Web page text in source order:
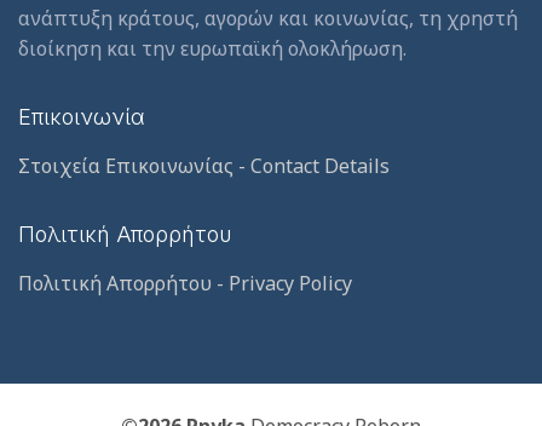
ανάπτυξη κράτους, αγορών και κοινωνίας, τη χρηστή
διοίκηση και την ευρωπαϊκή ολοκλήρωση.
Επικοινωνία
Στοιχεία Επικοινωνίας - Contact Details
Πολιτική Απορρήτου
Πολιτική Απορρήτου - Privacy Policy